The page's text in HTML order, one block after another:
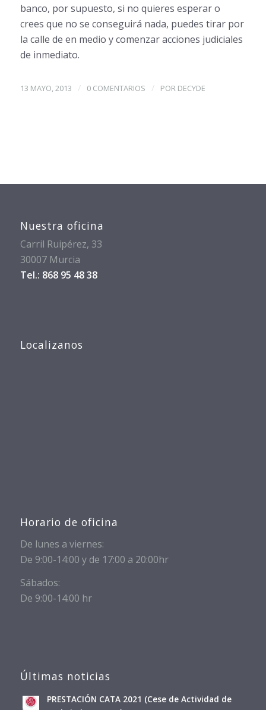
banco, por supuesto, si no quieres esperar o
crees que no se conseguirá nada, puedes tirar por
la calle de en medio y comenzar acciones judiciales
de inmediato.
13 MAYO, 2013 / 0 COMENTARIOS / POR DECYDE
Nuestra oficina
Carril Ruipérez, 33
30007 Murcia
Tel.: 868 95 48 38
Localizanos
Horario de oficina
De lunes a viernes:
De 9:00-14:00 y de 17:00 a 20:00hr
Sábados:
De 9:00-14:00 hr
Últimas noticias
PRESTACIÓN CATA 2021 (Cese de Actividad de